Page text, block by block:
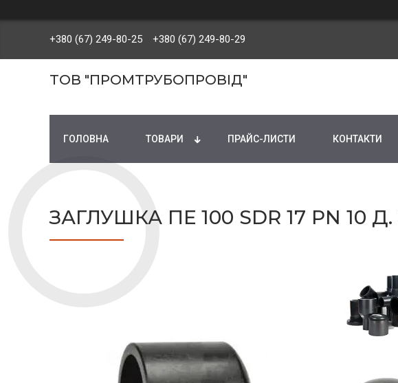
+380 (67) 249-80-25 +380 (67) 249-80-29
ТОВ "ПРОМТРУБОПРОВІД"
ГОЛОВНА ТОВАРИ ПРАЙС-ЛИСТИ КОНТАКТИ
ЗАГЛУШКА ПЕ 100 SDR 17 PN 10 Д.